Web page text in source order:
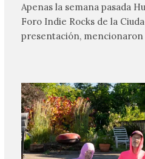
Apenas la semana pasada
Foro Indie Rocks de la
presentación,